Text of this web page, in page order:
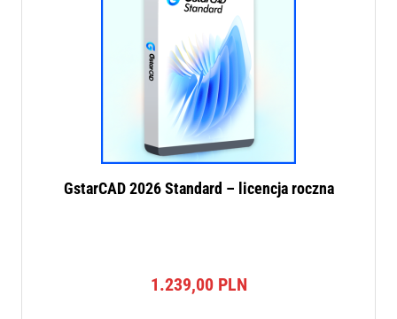
GstarCAD 2026 Standard – licencja roczna
1.239,00 PLN